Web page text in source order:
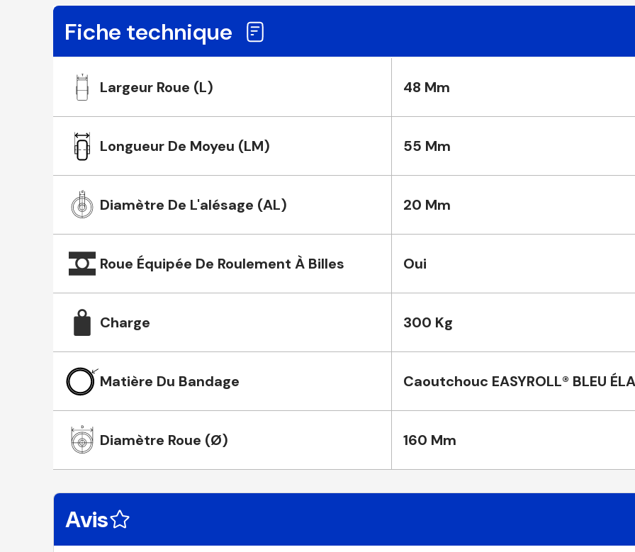
Fiche technique
Largeur Roue (L) 48 Mm
Longueur De Moyeu (LM) 55 Mm
Diamètre De L'alésage (AL) 20 Mm
Roue Équipée De Roulement À Billes Oui
Charge 300 Kg
Matière Du Bandage Caoutchouc EASYROLL® BLEU
Diamètre Roue (Ø) 160 Mm
Avis